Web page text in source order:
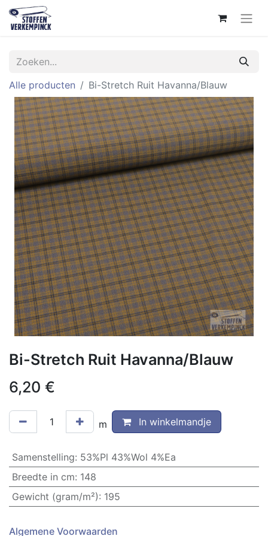
Alle producten Bi-Stretch Ruit Havanna/Blauw
Bi-Stretch Ruit Havanna/Blauw
6,20 €
m In winkelmandje
Samenstelling: 53%Pl 43%Wol 4%Ea
Breedte in cm: 148
Gewicht (gram/m²): 195
Algemene Voorwaarden